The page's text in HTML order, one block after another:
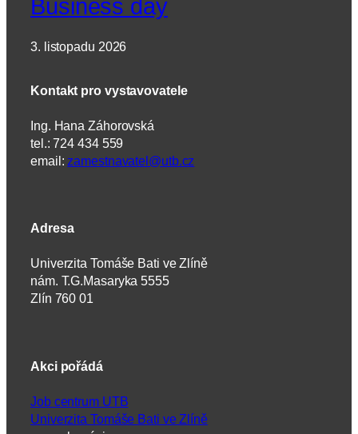
Business day
3. listopadu 2026
Kontakt pro vystavovatele
Ing. Hana Záhorovská
tel.: 724 434 559
email: zamestnavatel@utb.cz
Adresa
Univerzita Tomáše Bati ve Zlíně
nám. T.G.Masaryka 5555
Zlín 760 01
Akci pořádá
Job centrum UTB
Univerzita Tomáše Bati ve Zlíně